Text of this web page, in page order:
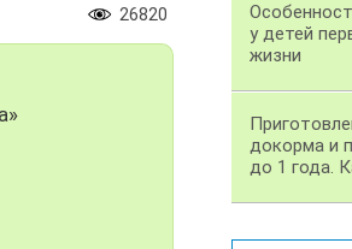
26820
у детей
жизни
докорма и
до 1 года.